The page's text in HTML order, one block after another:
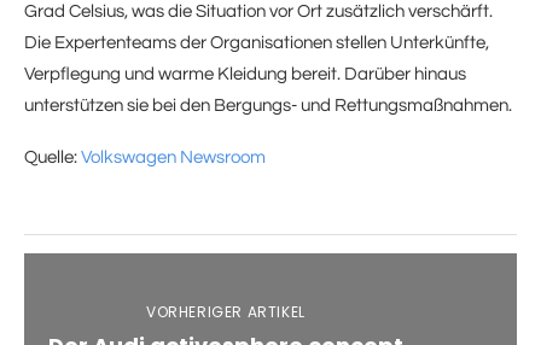
Grad Celsius, was die Situation vor Ort zusätzlich verschärft.
Die Expertenteams der Organisationen stellen Unterkünfte,
Verpflegung und warme Kleidung bereit. Darüber hinaus
unterstützen sie bei den Bergungs- und Rettungsmaßnahmen.
Quelle: Volkswagen Newsroom
VORHERIGER ARTIKEL